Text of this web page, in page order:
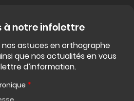
à notre infolettre
astuces en orthographe
que nos actualités en vous
d’information.
*